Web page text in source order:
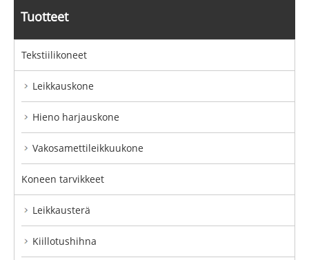
Tuotteet
Tekstiilikoneet
Leikkauskone
Hieno harjauskone
Vakosamettileikkuukone
Koneen tarvikkeet
Leikkausterä
Kiillotushihna